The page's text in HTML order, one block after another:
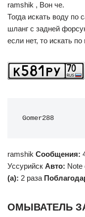
ramshik , Вон че.
Тогда искать воду по
шланг с задней
если нет, то искать
Gomer288
ramshik Сообщения:
Уссурийск Авто: Note
(а): 2 раза
ОМЫВАТЕЛЬ